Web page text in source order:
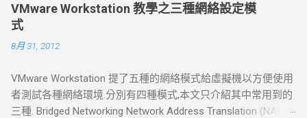
VMware Workstation 教學之三種網絡設定模
式
8月 31, 2012
VMware Workstation 提了五種的網絡模式給虛擬機以方便使用
者測試各種網絡環境.分別有四種模式,本文只介紹其中常用到的
三種. Bridged Networking Network Address Translation (NAT)